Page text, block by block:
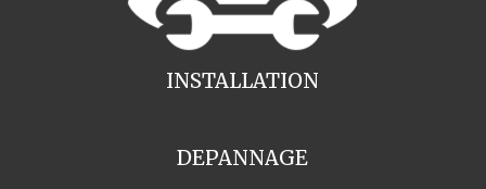
INSTALLATION
DEPANNAGE